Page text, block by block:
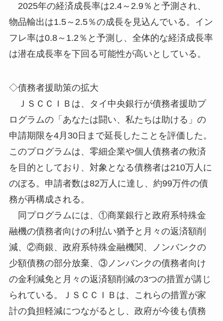
2025年の経済成長率は2.4～2.9％と予測され、
物品輸出は1.5～2.5％の成長を見込んでいる。イン
フレ率は0.8～1.2％と予測し、全体的な経済成長率
は潜在成長率を下回る可能性が高いとしている。
◇債務者援助策の拡大
ＪＳＣＣＩＢは、タイ中央銀行が債務者援助プ
ログラムの「あなたは闘い、私たちは助ける」の
申請期限を4月30日まで延長したことを評価した。
このプログラムは、零細企業や個人債務者の救済
を目的としており、対象となる債務者は210万人に
のぼる。申請者数は82万人に達し、約99万件の債
務が再構成される。
同プログラムには、①商業銀行と政府系特殊金
融機の債務者向けの利払い猶予と月々の返済額削
減、②商銀、政府系特殊金融機関、ノンバンクの
少額債務の部分放棄、③ノンバンクの債務者向け
の金利減免と月々の返済額削減の3つの措置が講じ
られている。ＪＳＣＣＩＢは、これらの措置が家
計の負担軽減につながるとし、政府が今後も債務